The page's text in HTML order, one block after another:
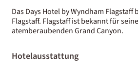
Das Days Hotel by Wyndham Flagstaff
Flagstaff. Flagstaff ist bekannt für
atemberaubenden Grand Canyon.
Hotelausstattung